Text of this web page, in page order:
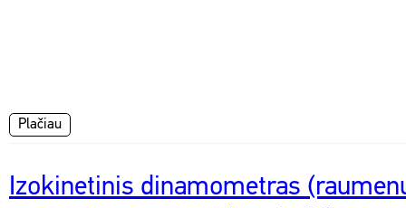
Plačiau
Izokinetinis dinamometras